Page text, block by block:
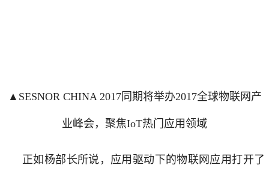
▲SESNOR CHINA 2017同期将举办2017全球物联网产
业峰会，聚焦IoT热门应用领域
正如杨部长所说，应用驱动下的物联网应用打开了